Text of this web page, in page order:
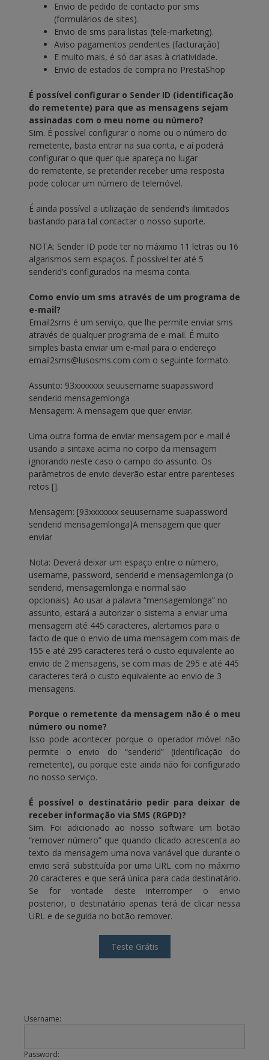
Envio de pedido de contacto por sms
(formulários de sites).
Envio de sms para listas (tele-marketing).
Aviso pagamentos pendentes (facturação)
E muito mais, é só dar asas à criatividade.
Envio de estados de compra no PrestaShop
É possível configurar o Sender ID (identificação
do remetente) para que as mensagens sejam
assinadas com o meu nome ou número?
Sim. É possível configurar o nome ou o número do
remetente, basta entrar na sua conta, e aí poderá
configurar o que quer que apareça no lugar
do remetente, se pretender receber uma resposta
pode colocar um número de telemóvel.
É ainda possível a utilização de senderid’s ilimitados
bastando para tal contactar o nosso suporte.
NOTA: Sender ID pode ter no máximo 11 letras ou 16
algarismos sem espaços. É possível ter até 5
senderid’s configurados na mesma conta.
Como envio um sms através de um programa de
e-mail?
Email2sms é um serviço, que lhe permite enviar sms
através de qualquer programa de e-mail. É muito
simples basta enviar um e-mail para o endereço
email2sms@lusosms.com com o seguinte formato.
Assunto: 93xxxxxxx seuusername suapassword
senderid mensagemlonga
Mensagem: A mensagem que quer enviar.
Uma outra forma de enviar mensagem por e-mail é
usando a sintaxe acima no corpo da mensagem
ignorando neste caso o campo do assunto. Os
parâmetros de envio deverão estar entre parenteses
retos [].
Mensagem: [93xxxxxxx seuusername suapassword
senderid mensagemlonga]A mensagem que quer
enviar
Nota: Deverá deixar um espaço entre o número,
username, password, senderid e mensagemlonga (o
senderid, mensagemlonga e normal são
opcionais). Ao usar a palavra “mensagemlonga” no
assunto, estará a autorizar o sistema a enviar uma
mensagem até 445 caracteres, alertamos para o
facto de que o envio de uma mensagem com mais de
155 e até 295 caracteres terá o custo equivalente ao
envio de 2 mensagens, se com mais de 295 e até 445
caracteres terá o custo equivalente ao envio de 3
mensagens.
Porque o remetente da mensagem não é o meu
número ou nome?
Isso pode acontecer porque o operador móvel não
permite o envio do “senderid” (identificação do
remetente), ou porque este ainda não foi configurado
no nosso serviço.
É possível o destinatário pedir para deixar de
receber informação via SMS (RGPD)?
Sim. Foi adicionado ao nosso software um botão
“remover número” que quando clicado acrescenta ao
texto da mensagem uma nova variável que durante o
envio será substituída por uma URL com no máximo
20 caracteres e que será única para cada destinatário.
Se for vontade deste interromper o envio
posterior, o destinatário apenas terá de clicar nessa
URL e de seguida no botão remover.
Username:
Password: